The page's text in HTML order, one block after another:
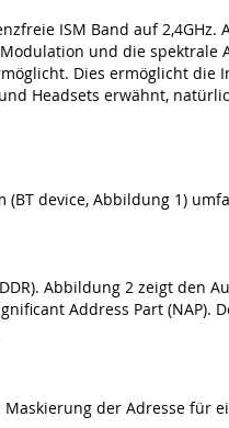
ISM Band auf
und die
Dies ermöglicht
Headsets erwähnt,
device, Abbildung 1)
Abbildung 2 zeigt den
Address Part (NAP).
der Adresse